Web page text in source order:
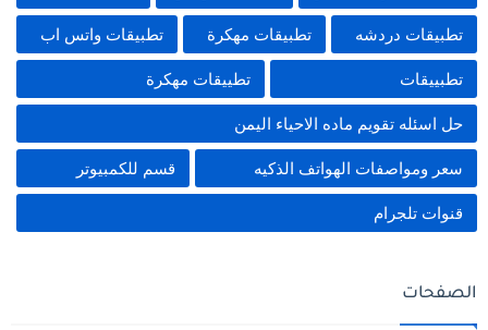
تطبيقات دردشه تطبيقات مهكرة تطبيقات واتس اب
تطبييقات تطييقات مهكرة
حل اسئله تقويم ماده الاحياء اليمن
سعر ومواصفات الهواتف الذكيه قسم للكمبيوتر
قنوات تلجرام
الصفحات